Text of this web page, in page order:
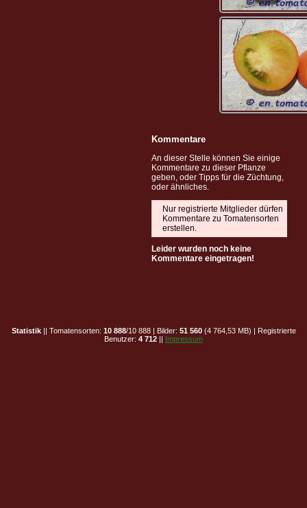
Kommentare
An dieser Stelle können Sie einige
Kommentare zu dieser Pflanze
geben, oder Tipps für die Züchtung,
oder ähnliches.
Nur registrierte Mitglieder dürfen
Kommentare zu Tomatensorten
erstellen.
Leider wurden noch keine
Kommentare eingetragen!
Statistik|| Tomatensorten: 10 888/10 888 | Bilder: 51 560(4 764,53 MB) | Registrierte
Benutzer: 4 712 || Impressum